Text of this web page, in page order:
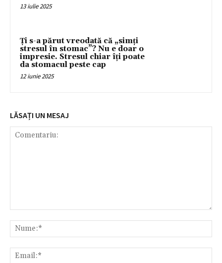
13 iulie 2025
Ți s-a părut vreodată că „simți
stresul în stomac”? Nu e doar o
impresie. Stresul chiar îți poate
da stomacul peste cap
12 iunie 2025
LĂSAȚI UN MESAJ